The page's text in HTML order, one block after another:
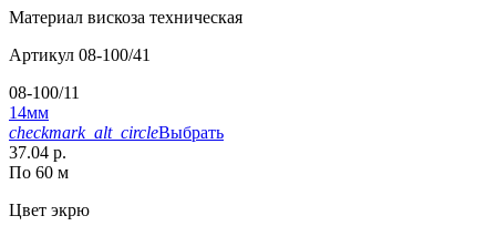
Материал вискоза техническая
Артикул 08-100/41
08-100/11
14мм
checkmark_alt_circleВыбрать
37.04 р.
По 60 м
Цвет экрю